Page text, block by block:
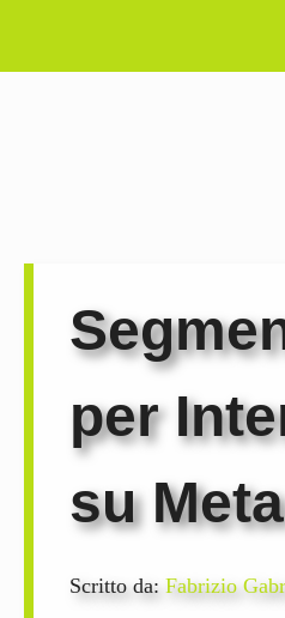
contenuto
per
su
Scritto da: Fabrizio